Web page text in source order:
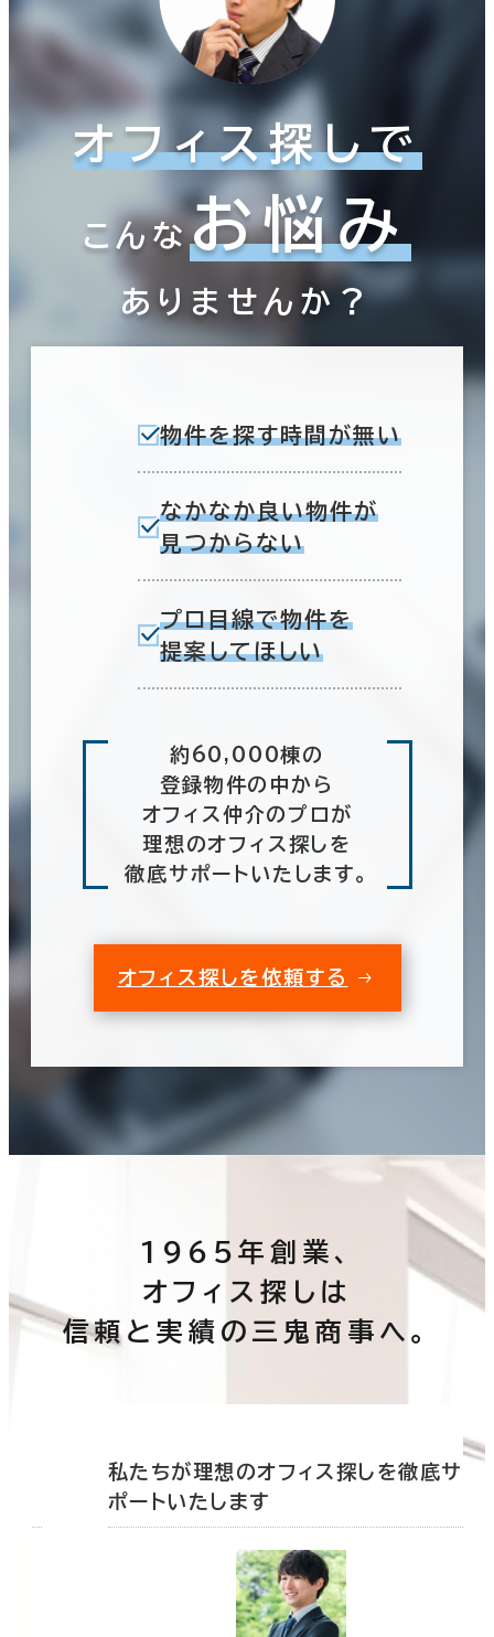
オフィス探しで
こんなお悩み
ありませんか？
物件を探す時間が無い
なかなか良い物件が
見つからない
プロ目線で物件を
提案してほしい
約60,000棟の
登録物件の中から
オフィス仲介のプロが
理想のオフィス探しを
徹底サポートいたします。
オフィス探しを依頼する
1965年創業、
オフィス探しは
信頼と実績の三鬼商事へ。
私たちが理想のオフィス探しを徹底サ
ポートいたします